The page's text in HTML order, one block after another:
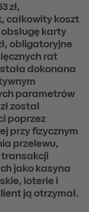
zł,
całkowity koszt
obsługę karty
obligatoryjne
rat
dokonana
parametrów
został
poprzez
przy fizycznym
przelewu,
transakcji
jako kasyna
loterie i
ją otrzymał.